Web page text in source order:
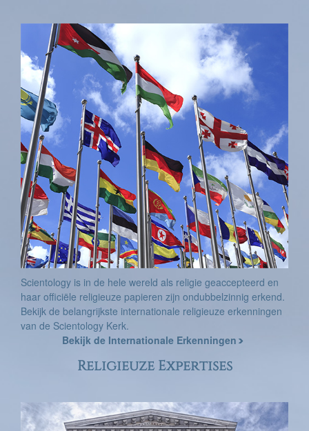
Scientology is in de hele wereld als religie geaccepteerd en
haar officiële religieuze papieren zijn ondubbelzinnig erkend.
Bekijk de belangrijkste internationale religieuze erkenningen
van de Scientology Kerk.
Bekijk de Internationale Erkenningen
Religieuze Expertises